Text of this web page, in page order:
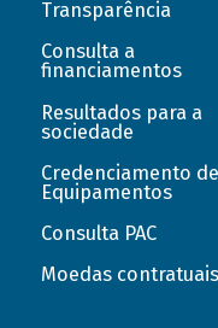
Transparência
Consulta a
financiamentos
Resultados para a
sociedade
Credenciamento de
Equipamentos
Consulta PAC
Moedas contratuais